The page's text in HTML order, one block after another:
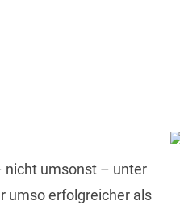
nicht umsonst – unter
umso erfolgreicher als